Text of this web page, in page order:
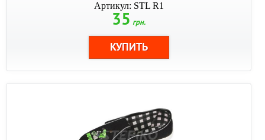
Артикул: STL R1
35 грн.